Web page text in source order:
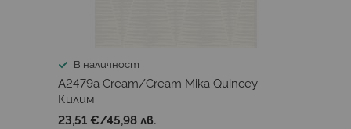
В наличност
A2479a Cream/Cream Mika Quincey
Килим
23,51 €/45,98 лв.